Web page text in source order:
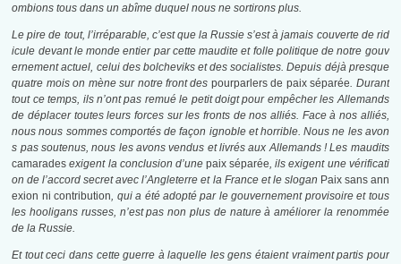
ombions tous dans un abîme duquel nous ne sortirons plus.
Le pire de tout, l’irréparable, c’est que la Russie s’est à jamais couverte de rid
icule devant le monde entier par cette maudite et folle politique de notre gouv
ernement actuel, celui des bolcheviks et des socialistes. Depuis déjà presque
quatre mois on mène sur notre front des pourparlers de paix séparée. Durant
tout ce temps, ils n’ont pas remué le petit doigt pour empêcher les Allemands
de déplacer toutes leurs forces sur les fronts de nos alliés. Face à nos alliés,
nous nous sommes comportés de façon ignoble et horrible. Nous ne les avon
s pas soutenus, nous les avons vendus et livrés aux Allemands ! Les maudits
camarades exigent la conclusion d’une paix séparée, ils exigent une vérificati
on de l’accord secret avec l’Angleterre et la France et le slogan Paix sans ann
exion ni contribution, qui a été adopté par le gouvernement provisoire et tous
les hooligans russes, n’est pas non plus de nature à améliorer la renommée
de la Russie.
Et tout ceci dans cette guerre à laquelle les gens étaient vraiment partis pour